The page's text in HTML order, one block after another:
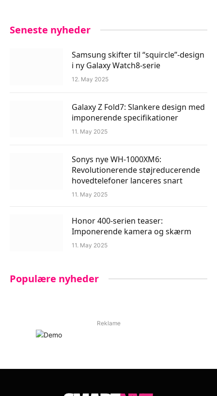
Seneste nyheder
Samsung skifter til “squircle”-design
i ny Galaxy Watch8-serie
12. May 2025
Galaxy Z Fold7: Slankere design med
imponerende specifikationer
11. May 2025
Sonys nye WH-1000XM6:
Revolutionerende støjreducerende
hovedtelefoner lanceres snart
11. May 2025
Honor 400-serien teaser:
Imponerende kamera og skærm
11. May 2025
Populære nyheder
Reklame